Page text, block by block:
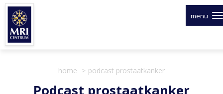
Overslaan
naar
inhoud
menu
home podcast prostaatkanker
Podcast prostaatkanker